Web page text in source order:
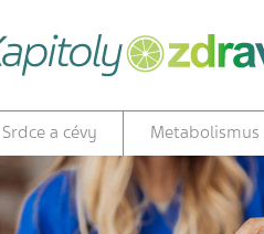
Srdce a cévy Metabolismus